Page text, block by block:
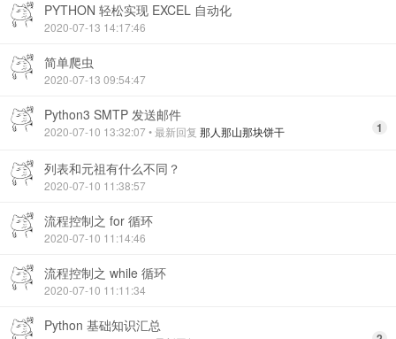
PYTHON 轻松实现 EXCEL 自动化
2020-07-13 14:17:46
简单爬虫
2020-07-13 09:54:47
Python3 SMTP 发送邮件
2020-07-10 13:32:07 • 最新回复 那人那山那块饼干 1
列表和元祖有什么不同？
2020-07-10 11:38:57
流程控制之 for 循环
2020-07-10 11:14:46
流程控制之 while 循环
2020-07-10 11:11:34
Python 基础知识汇总